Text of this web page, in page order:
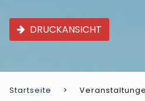
DRUCKANSICHT
Startseite